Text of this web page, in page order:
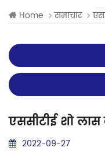
Home समाचार
एससीटीई शो
2022-09-27